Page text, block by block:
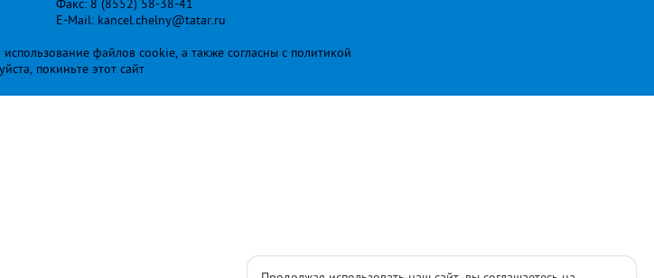
Факс: 8 (8552) 58-38-41
E-Mail: kancel.chelny@tatar.ru
файлов cookie, а также согласны с политикой
покиньте этот сайт